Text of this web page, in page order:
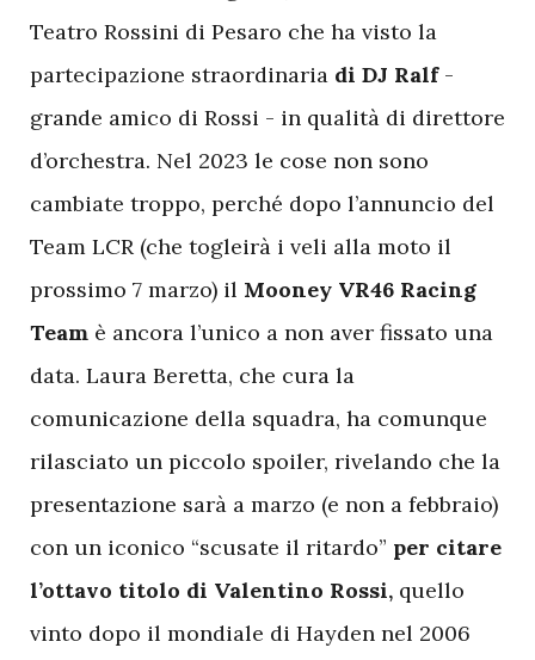
Teatro Rossini di Pesaro che ha visto la
partecipazione straordinaria di DJ Ralf -
grande amico di Rossi - in qualità di direttore
d’orchestra. Nel 2023 le cose non sono
cambiate troppo, perché dopo l’annuncio del
Team LCR (che togleirà i veli alla moto il
prossimo 7 marzo) il Mooney VR46 Racing
Team è ancora l’unico a non aver fissato una
data. Laura Beretta, che cura la
comunicazione della squadra, ha comunque
rilasciato un piccolo spoiler, rivelando che la
presentazione sarà a marzo (e non a febbraio)
con un iconico “scusate il ritardo” per citare
l’ottavo titolo di Valentino Rossi, quello
vinto dopo il mondiale di Hayden nel 2006